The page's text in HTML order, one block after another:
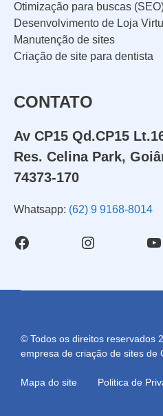
Otimização para buscas
Desenvolvimento de Loja
Manutenção de sites
Criação de site para dentista
CONTATO
Av CP15 Qd.CP15
Res. Celina Park,
74373-170
Whatsapp: (62) 9 9168-8014
FacebookInstagram
© Todos os direitos reservados
empresa de criação de sites de
Mapa do site Politica de